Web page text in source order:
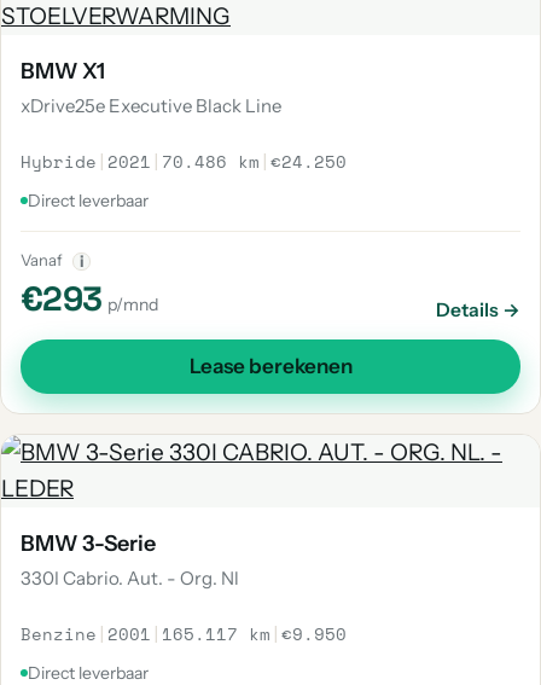
BMW X1
xDrive25e Executive Black Line
Hybride | 2021 | 70.486 km |€24.250
Direct leverbaar
Vanaf i
€293 p/mnd Details →
Lease berekenen
BMW 3-Serie
330I Cabrio. Aut. - Org. Nl
Benzine | 2001 | 165.117 km |€9.950
Direct leverbaar